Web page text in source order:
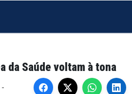
da Saúde voltam à tona
-